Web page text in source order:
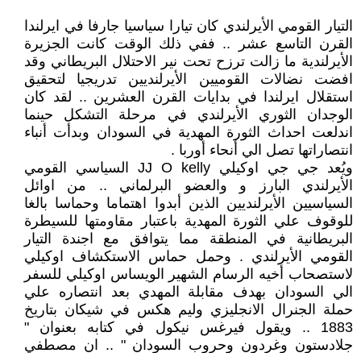
التيار القومي الأيرلندي كان تيارا سياسيا جارفا في ايرلندا
القرن التاسع عشر .. ففي ذلك الوقت كانت الجزيرة
الأيرلندية ما زالت ترزح تحت نير الاحتلال البريطاني وقد
افضت نضالات القوميين الأيرلنديين تدريجيا لتحقيق
استقلال ايرلندا في بدايات القرن العشرين .. لقد كان
الوجدان الثوري الأيرلندي في مرحلة التشكل حينما
اندلعت احداث الثورة المهدية في السودان وبدأت أنباء
انتصاراتها تصل الي أنحاء أوربا .
ويُعد جي جي اوكيلي JJ O kelly السياسي القومي
الأيرلندي البارز و والعضو البرلماني .. من اوائل
السياسيين الأيرلنديين الذين أبدوا اهتماما وحماسا بالغا
للوقوف علي الثورة المهدية باعتبار مقاومتها للسيطرة
البريطانية في المنطقة مما يتوافق مع اجندة التيار
القومي الأيرلندي . وحمل حماس الاستكشاف اوكيلي
لاستصحاب أخيه الرسام الشهير الويساس اوكيلي للسفر
الي السودان بهدف مقابلة المهدي بعد انتصاره علي
حملة الجنرال الانجليزي وليم هكس في شيكان بتاريخ
1883 .. ويقول فيرغس نيكول في كتابه بعنوان "
جلادستون وغردون وحروب السودان " .. ان مصطفي